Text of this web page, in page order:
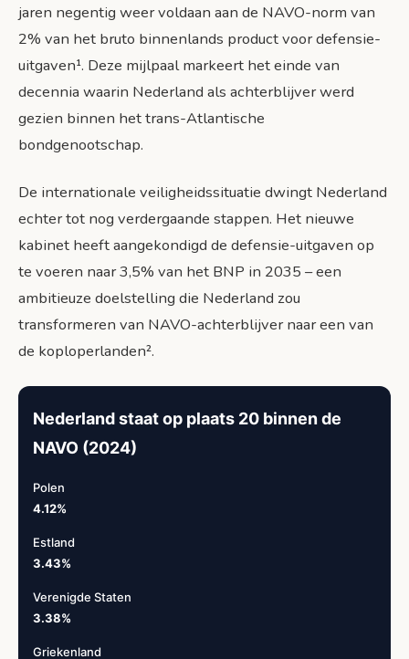
jaren negentig weer voldaan aan de NAVO-norm van
2% van het bruto binnenlands product voor defensie-
uitgaven¹. Deze mijlpaal markeert het einde van
decennia waarin Nederland als achterblijver werd
gezien binnen het trans-Atlantische
bondgenootschap.
De internationale veiligheidssituatie dwingt Nederland
echter tot nog verdergaande stappen. Het nieuwe
kabinet heeft aangekondigd de defensie-uitgaven op
te voeren naar 3,5% van het BNP in 2035 – een
ambitieuze doelstelling die Nederland zou
transformeren van NAVO-achterblijver naar een van
de koploperlanden².
Nederland staat op plaats 20 binnen de
NAVO (2024)
Polen
4.12%
Estland
3.43%
Verenigde Staten
3.38%
Griekenland